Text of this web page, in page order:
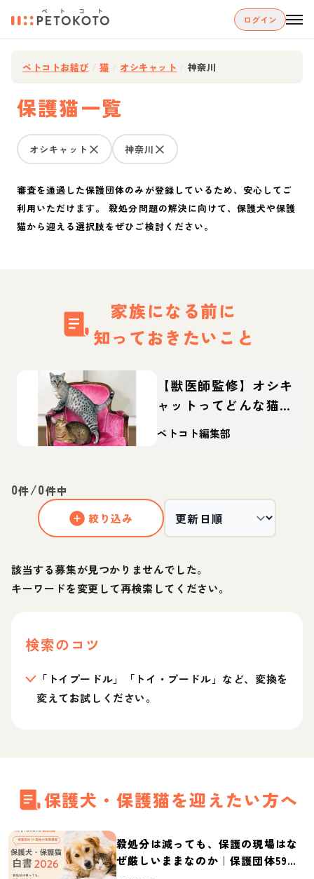
ログイン
ペトコトお結び 猫 オシキャット 神奈川
保護猫一覧
オシキャット 神奈川
審査を通過した保護団体のみが登録しているため、安心してご
利用いただけます。 殺処分問題の解決に向けて、保護犬や保護
猫から迎える選択肢をぜひご検討ください。
家族になる前に
知っておきたいこと
【獣医師監修】オシキ
ャットってどんな猫？
性格・体重・寿命の特
徴・迎え方
ペトコト編集部
0件/0件中
絞り込み
該当する募集が見つかりませんでした。
キーワードを変更して再検索してください。
検索のコツ
「トイプードル」「トイ・プードル」など、変換を
変えてお試しください。
保護犬・保護猫を迎えたい方へ
殺処分は減っても、保護の現場はな
ぜ厳しいままなのか｜保護団体59団